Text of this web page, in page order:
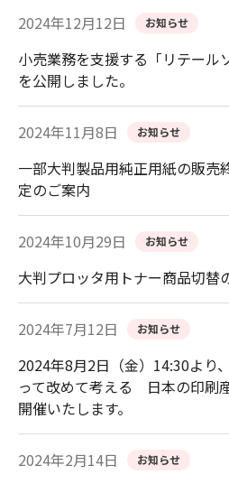
2024年12月12日 お知らせ
小売業務を支援する「リテール
を公開しました。
2024年11月8日 お知らせ
一部大判製品用純正用紙の販売
定のご案内
2024年10月29日 お知らせ
大判プロッタ用トナー商品切替
2024年7月12日 お知らせ
2024年8月2日（金）14:30より
って改めて考える 日本の印刷
開催いたします。
2024年2月14日 お知らせ